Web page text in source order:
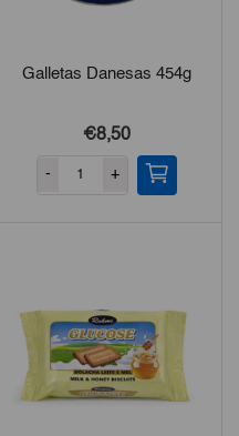
Galletas Danesas 454g
€8,50
- +